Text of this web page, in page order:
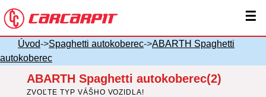
☰
Úvod->Spaghetti autokoberec->ABARTH Spaghetti
autokoberec
ABARTH Spaghetti autokoberec(2)
ZVOĽTE TYP VÁŠHO VOZIDLA!